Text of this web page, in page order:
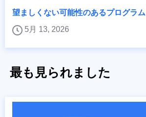
望ましくない可能性のあるプログラム
5月 13, 2026
最も見られました